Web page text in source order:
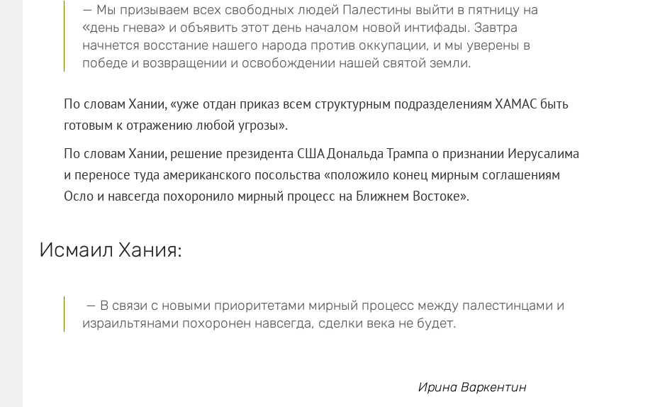
— Мы призываем всех свободных людей Палестины выйти в пятницу на
«день гнева» и объявить этот день началом новой интифады. Завтра
начнется восстание нашего народа против оккупации, и мы уверены в
победе и возвращении и освобождении нашей святой земли.
По словам Хании, «уже отдан приказ всем структурным подразделениям ХАМАС быть
готовым к отражению любой угрозы».
По словам Хании, решение президента США Дональда Трампа о признании Иерусалима
и переносе туда американского посольства «положило конец мирным соглашениям
Осло и навсегда похоронило мирный процесс на Ближнем Востоке».
Исмаил Хания:
— В связи с новыми приоритетами мирный процесс между палестинцами и
израильтянами похоронен навсегда, сделки века не будет.
Ирина Варкентин